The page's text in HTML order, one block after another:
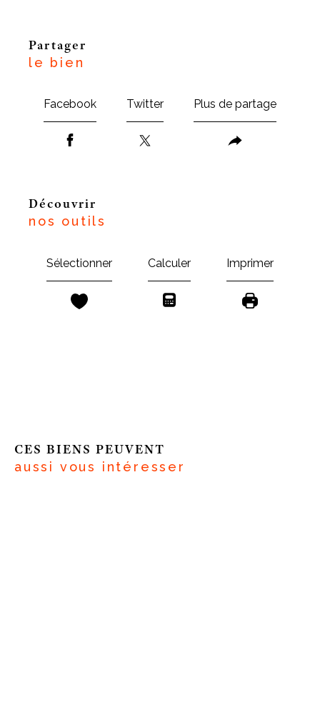
partager
le bien
Facebook Twitter Plus de partage
découvrir
nos outils
Sélectionner Calculer Imprimer
CES BIENS PEUVENT
aussi vous intéresser